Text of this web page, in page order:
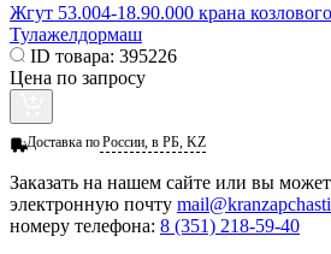
Жгут 53.004-18.90.000 крана
Тулажелдормаш
ID товара: 395226
Цена по запросу
Доставка поРоссии, в РБ, KZ
Заказать на нашем сайте или вы
электронную почту
номеру телефона: 8 (351) 218-59-40